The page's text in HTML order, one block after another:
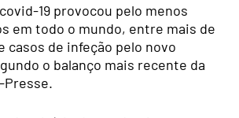
19 provocou pelo menos
em todo o mundo, entre mais de
casos de infeção pelo novo
o balanço mais recente da
Presse.